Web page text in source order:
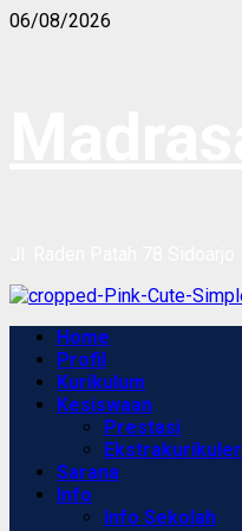
Skip
06/08/2026
Primary
Menu
Home
Profil
Kurikulum
Kesiswaan
Prestasi
Ekstrakurikuler
Sarana
Info
Info Sekolah